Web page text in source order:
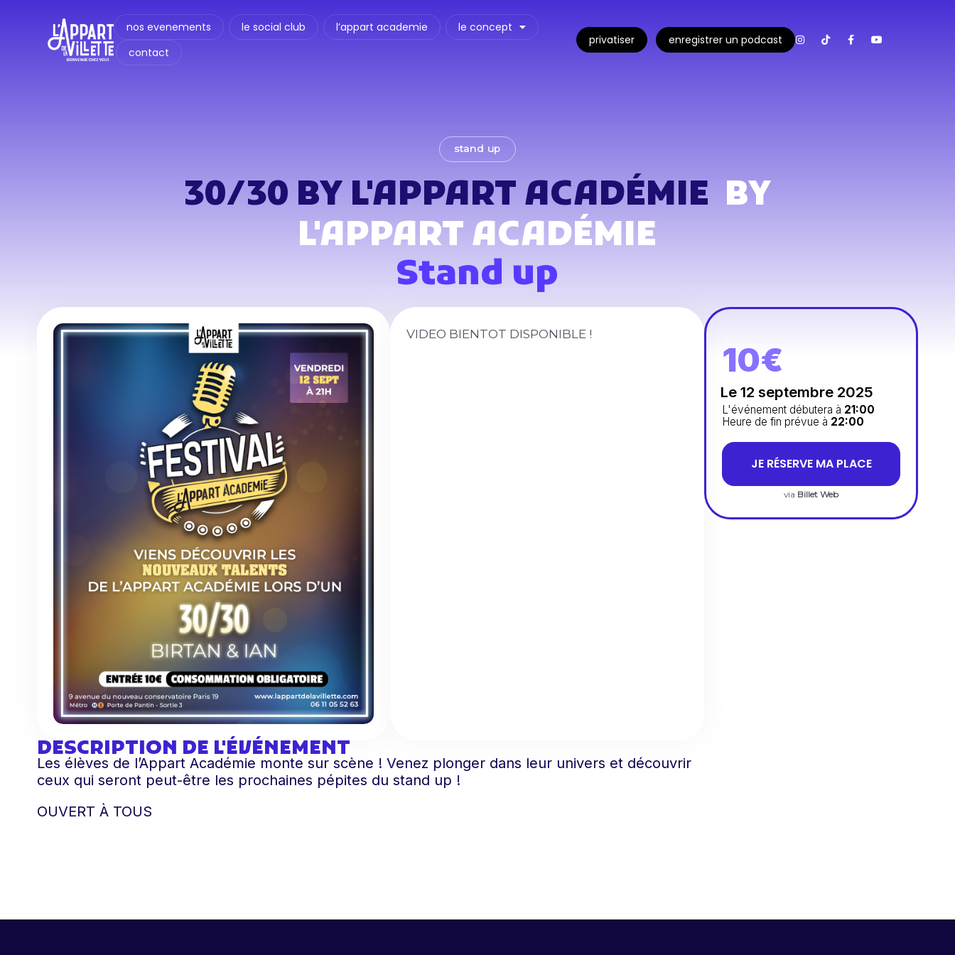
nos evenements le social club l’appart academie
le concept
contact
privatiser enregistrer un podcast
stand up
30/30 BY L'APPART ACADÉMIE BY
L'APPART ACADÉMIE
Stand up
VIDEO BIENTOT DISPONIBLE !
DESCRIPTION DE L'ÉVÉNEMENT
Les élèves de l’Appart Académie monte sur scène ! Venez plonger dans leur univers et découvrir
ceux qui seront peut-être les prochaines pépites du stand up !
OUVERT À TOUS
10€
Le 12 septembre 2025
L'événement débutera à 21:00
Heure de fin prévue à 22:00
JE RÉSERVE MA PLACE
via Billet Web